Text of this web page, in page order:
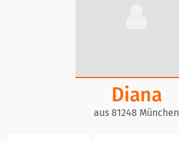
Diana
aus 81248 München